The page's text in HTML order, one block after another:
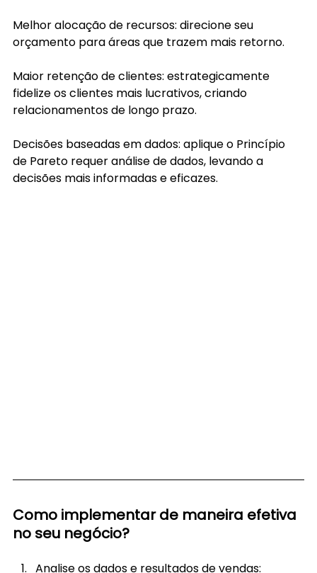
Melhor alocação de recursos: direcione seu
orçamento para áreas que trazem mais retorno.
Maior retenção de clientes: estrategicamente
fidelize os clientes mais lucrativos, criando
relacionamentos de longo prazo.
Decisões baseadas em dados: aplique o Princípio
de Pareto requer análise de dados, levando a
decisões mais informadas e eficazes.
Como implementar de maneira efetiva
no seu negócio?
Analise os dados e resultados de vendas: